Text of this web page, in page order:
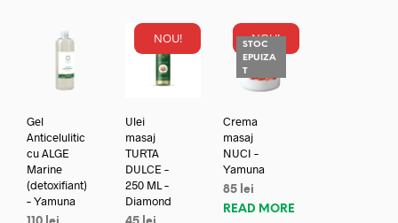
Gel
Anticelulitic
cu ALGE
Marine
(detoxifiant)
– Yamuna
NOU!
Ulei
masaj
TURTA
DULCE –
250 ML –
Diamond
NOU!
STOC
EPUIZA
T
Crema
masaj
NUCI –
Yamuna
85 lei
READ MORE